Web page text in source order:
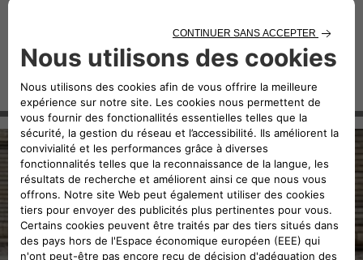
une estimation de reprise de votre véhicule.